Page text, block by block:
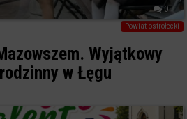
0
Powiat ostrołecki
Wyjątkowy
w Łęgu